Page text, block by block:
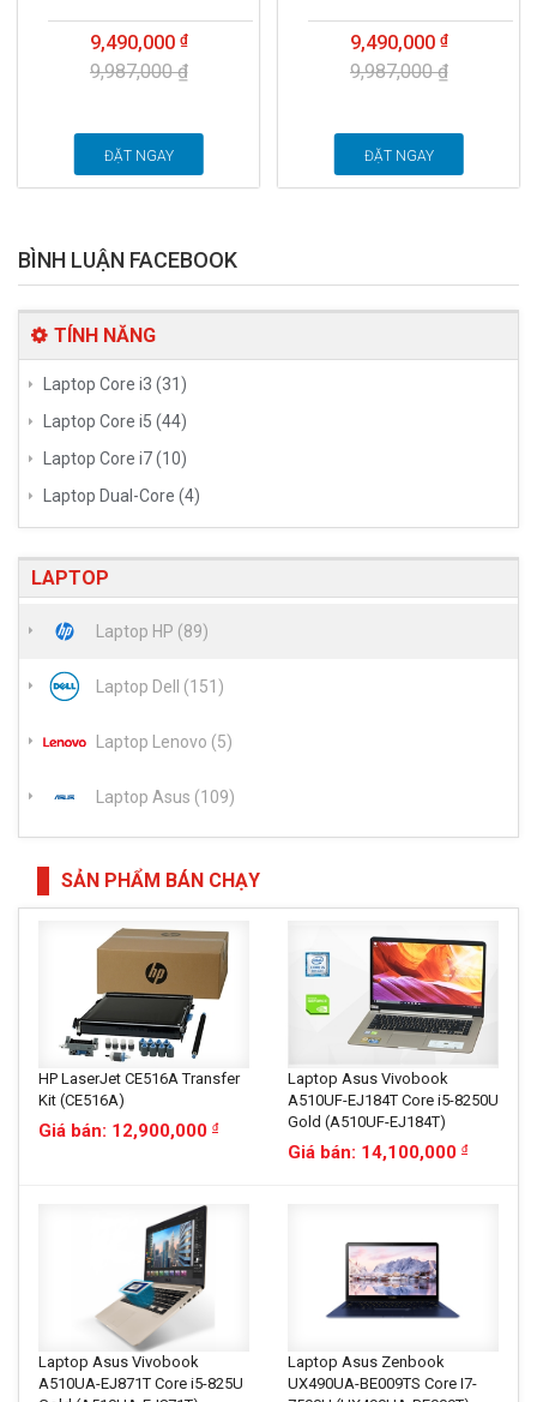
9,490,000
9,987,000 ₫
ĐẶT NGAY
9,490,000
9,987,000 ₫
ĐẶT NGAY
BÌNH LUẬN FACEBOOK
TÍNH NĂNG
Laptop Core i3 (31)
Laptop Core i5 (44)
Laptop Core i7 (10)
Laptop Dual-Core (4)
LAPTOP
Laptop HP (89)
Laptop Dell (151)
Laptop Lenovo (5)
Laptop Asus (109)
SẢN PHẨM BÁN CHẠY
HP LaserJet CE516A Transfer
Kit (CE516A)
Giá bán: 12,900,000 đ
Laptop Asus Vivobook
A510UF-EJ184T Core i5-8250U
Gold (A510UF-EJ184T)
Giá bán: 14,100,000 đ
Laptop Asus Vivobook
A510UA-EJ871T Core i5-825U
Laptop Asus Zenbook
UX490UA-BE009TS Core I7-